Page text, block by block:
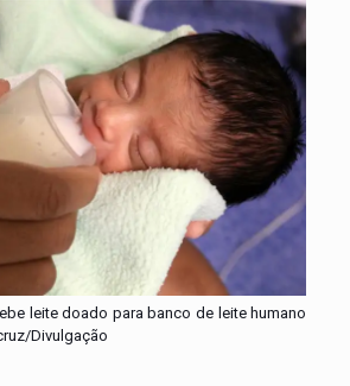
leite doado para banco de leite humano
Divulgação